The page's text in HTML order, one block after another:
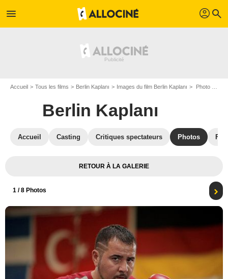
menu profil search
Accueil Tous les films Berlin Kaplanı Images du film Berlin Kaplanı Photo du film Berlin Kaplanı - Photo 1
Berlin Kaplanı
Accueil Casting Critiques spectateurs Photos
RETOUR À LA GALERIE
1 / 8 Photos